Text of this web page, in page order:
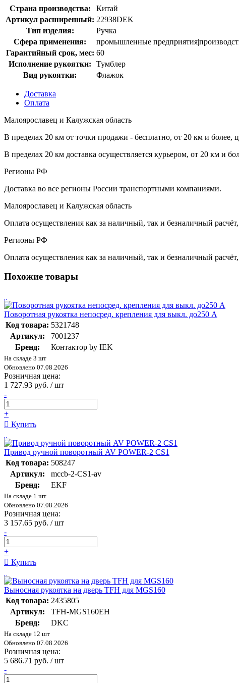
Страна производства:
Китай
Артикул расширенный: 22938DEK
Тип изделия:
Ручка
Сфера применения:
промышленные
Гарантийный срок, мес: 60
Исполнение рукоятки:
Тумблер
Вид рукоятки:
Флажок
Доставка
Оплата
Малоярославец и Калужская область
В пределах 20 км от точки продажи - бесплатно, от 20 км и более,
В пределах 20 км доставка осуществляется курьером, от 20 км и
Регионы РФ
Доставка во все регионы России транспортными компаниями.
Малоярославец и Калужская область
Оплата осуществления как за наличный, так и безналичный
Регионы РФ
Оплата осуществления как за наличный, так и безналичный
Похожие товары
Поворотная рукоятка непосред. крепления для выкл. до250 А
Код товара: 5321748
Артикул:
7001237
Бренд:
Контактор by IEK
На складе 3 шт
Обновлено 07.08.2026
Розничная цена:
1 727.93 руб. / шт
-
+
Купить
Привод ручной поворотный AV POWER-2 CS1
Код товара: 508247
Артикул:
mccb-2-CS1-av
Бренд:
EKF
На складе 1 шт
Обновлено 07.08.2026
Розничная цена:
3 157.65 руб. / шт
-
+
Купить
Выносная рукоятка на дверь TFH для MGS160
Код товара: 2435805
Артикул:
TFH-MGS160EH
Бренд:
DKC
На складе 12 шт
Обновлено 07.08.2026
Розничная цена:
5 686.71 руб. / шт
-